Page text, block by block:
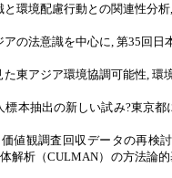
環境配慮行動との関連性分
の法意識を中心に, 第35回
東アジア環境協調可能性, 環
本抽出の新しい試み?東京
値観調査回収データの再検
解析（CULMAN）の方法論